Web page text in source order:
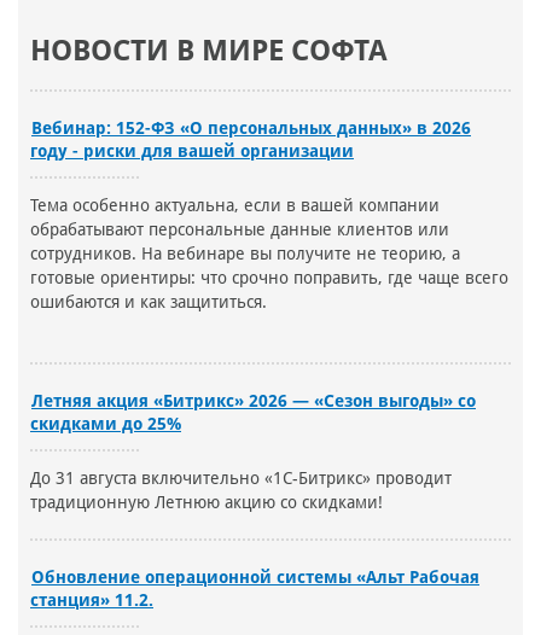
НОВОСТИ В МИРЕ СОФТА
Вебинар: 152-ФЗ «О персональных данных» в 2026
году - риски для вашей организации
Тема особенно актуальна, если в вашей компании
обрабатывают персональные данные клиентов или
сотрудников. На вебинаре вы получите не теорию, а
готовые ориентиры: что срочно поправить, где чаще всего
ошибаются и как защититься.
Летняя акция «Битрикс» 2026 — «Сезон выгоды» со
скидками до 25%
До 31 августа включительно «1С-Битрикс» проводит
традиционную Летнюю акцию со скидками!
Обновление операционной системы «Альт Рабочая
станция» 11.2.